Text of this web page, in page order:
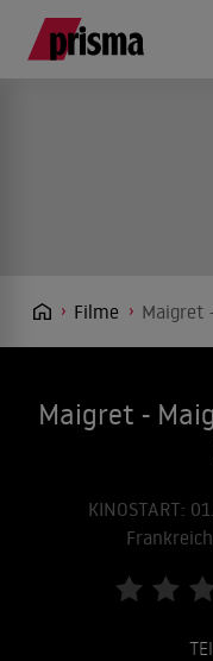
Filme Maigret
Maigret -
KINOSTART: